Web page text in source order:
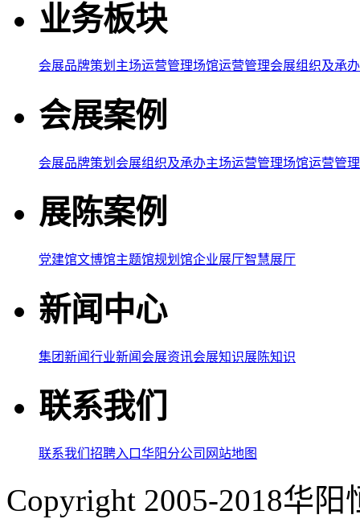
业务板块
会展品牌策划 主场运营管理场馆运营管理会展组织及承办
会展案例
会展品牌策划 会展组织及承办主场运营管理场馆运营管理
展陈案例
党建馆文博馆主题馆规划馆企业展厅智慧展厅
新闻中心
集团新闻行业新闻 会展资讯会展知识展陈知识
联系我们
联系我们 招聘入口华阳分公司 网站地图
Copyright 2005-2018华